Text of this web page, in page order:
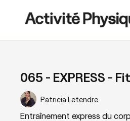
065 - EXPRESS -
Patricia Letendre
Entraînement express du